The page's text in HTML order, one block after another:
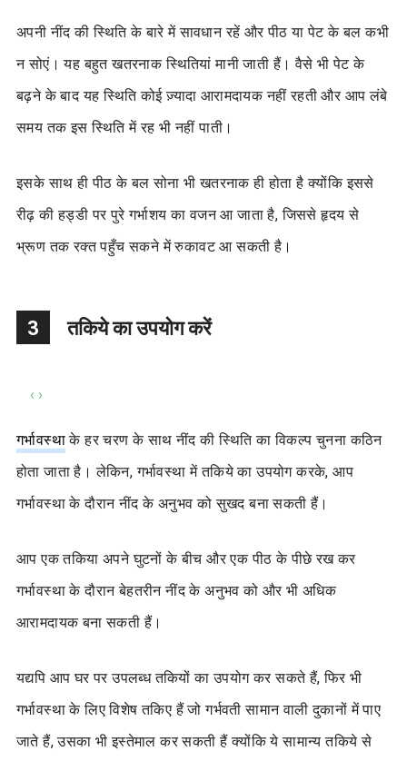
अपनी नींद की स्थिति के बारे में सावधान रहें और पीठ या पेट के बल कभी
न सोएं। यह बहुत खतरनाक स्थितियां मानी जाती हैं। वैसे भी पेट के
बढ़ने के बाद यह स्थिति कोई ज़्यादा आरामदायक नहीं रहती और आप लंबे
समय तक इस स्थिति में रह भी नहीं पाती।
इसके साथ ही पीठ के बल सोना भी खतरनाक ही होता है क्योंकि इससे
रीढ़ की हड्डी पर पुरे गर्भाशय का वजन आ जाता है, जिससे हृदय से
भ्रूण तक रक्त पहुँच सकने में रुकावट आ सकती है।
3 तकिये का उपयोग करें
‹ ›
गर्भावस्थाके हर चरण के साथ नींद की स्थिति का विकल्प चुनना कठिन
होता जाता है। लेकिन, गर्भावस्था में तकिये का उपयोग करके, आप
गर्भावस्था के दौरान नींद के अनुभव को सुखद बना सकती हैं।
आप एक तकिया अपने घुटनों के बीच और एक पीठ के पीछे रख कर
गर्भावस्था के दौरान बेहतरीन नींद के अनुभव को और भी अधिक
आरामदायक बना सकती हैं।
यद्यपि आप घर पर उपलब्ध तकियों का उपयोग कर सकते हैं, फिर भी
गर्भावस्था के लिए विशेष तकिए हैं जो गर्भवती सामान वाली दुकानों में पाए
जाते हैं, उसका भी इस्तेमाल कर सकती हैं क्योंकि ये सामान्य तकिये से